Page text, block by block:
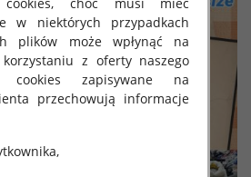
w niektórych przypadkach
plików może wpłynąć na
z oferty naszego
cookies zapisywane na
przechowują informacje